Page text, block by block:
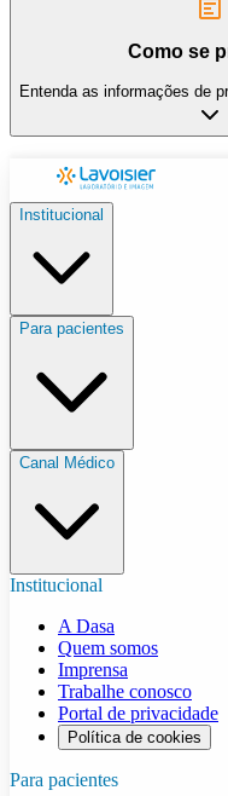
Como se
Entenda as informações de
Institucional
Para pacientes
Canal Médico
Institucional
A Dasa
Quem somos
Imprensa
Trabalhe conosco
Portal de privacidade
Política de cookies
Para pacientes